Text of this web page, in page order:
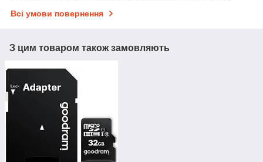
Всі умови повернення
З цим товаром також замовляють